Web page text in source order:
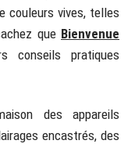
couleurs vives, telles
que Bienvenue
conseils pratiques
des appareils
encastrés, des